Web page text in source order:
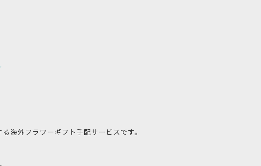
海外フラワーギフト手配サービスです。